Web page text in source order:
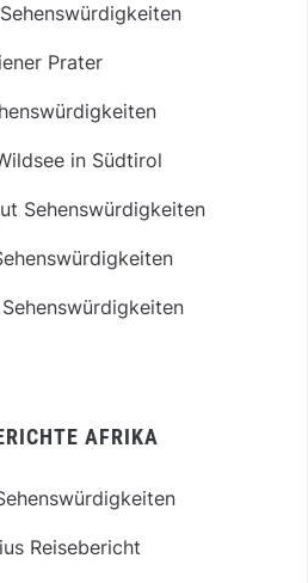
Prater
in Südtirol
Sehenswürdigkeiten
AFRIKA
Reisebericht